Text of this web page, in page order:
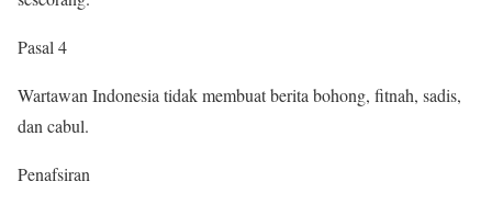
Pasal 4
Wartawan Indonesia tidak membuat berita bohong, fitnah, sadis,
dan cabul.
Penafsiran